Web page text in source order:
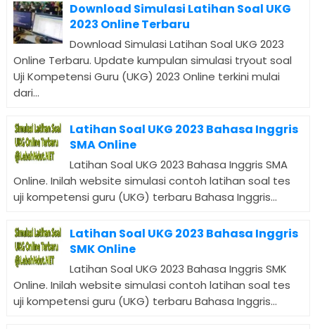
Download Simulasi Latihan Soal UKG
2023 Online Terbaru
Download Simulasi Latihan Soal UKG 2023
Online Terbaru. Update kumpulan simulasi tryout soal
Uji Kompetensi Guru (UKG) 2023 Online terkini mulai
dari...
Latihan Soal UKG 2023 Bahasa Inggris
SMA Online
Latihan Soal UKG 2023 Bahasa Inggris SMA
Online. Inilah website simulasi contoh latihan soal tes
uji kompetensi guru (UKG) terbaru Bahasa Inggris...
Latihan Soal UKG 2023 Bahasa Inggris
SMK Online
Latihan Soal UKG 2023 Bahasa Inggris SMK
Online. Inilah website simulasi contoh latihan soal tes
uji kompetensi guru (UKG) terbaru Bahasa Inggris...